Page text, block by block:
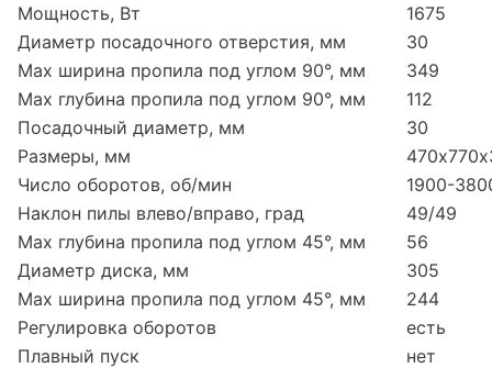
Мощность, Вт
1675
Диаметр посадочного отверстия, мм
30
Max ширина пропила под углом 90°, мм
349
Max глубина пропила под углом 90°, мм
112
Посадочный диаметр, мм
30
Размеры, мм
Число оборотов, об/мин
1900-
Наклон пилы влево/вправо, град
49/49
Max глубина пропила под углом 45°, мм
56
Диаметр диска, мм
305
Max ширина пропила под углом 45°, мм
244
Регулировка оборотов
есть
Плавный пуск
нет